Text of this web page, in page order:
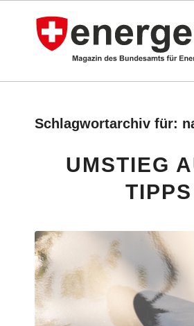
Schlagwortarchiv für:
UMSTIEG